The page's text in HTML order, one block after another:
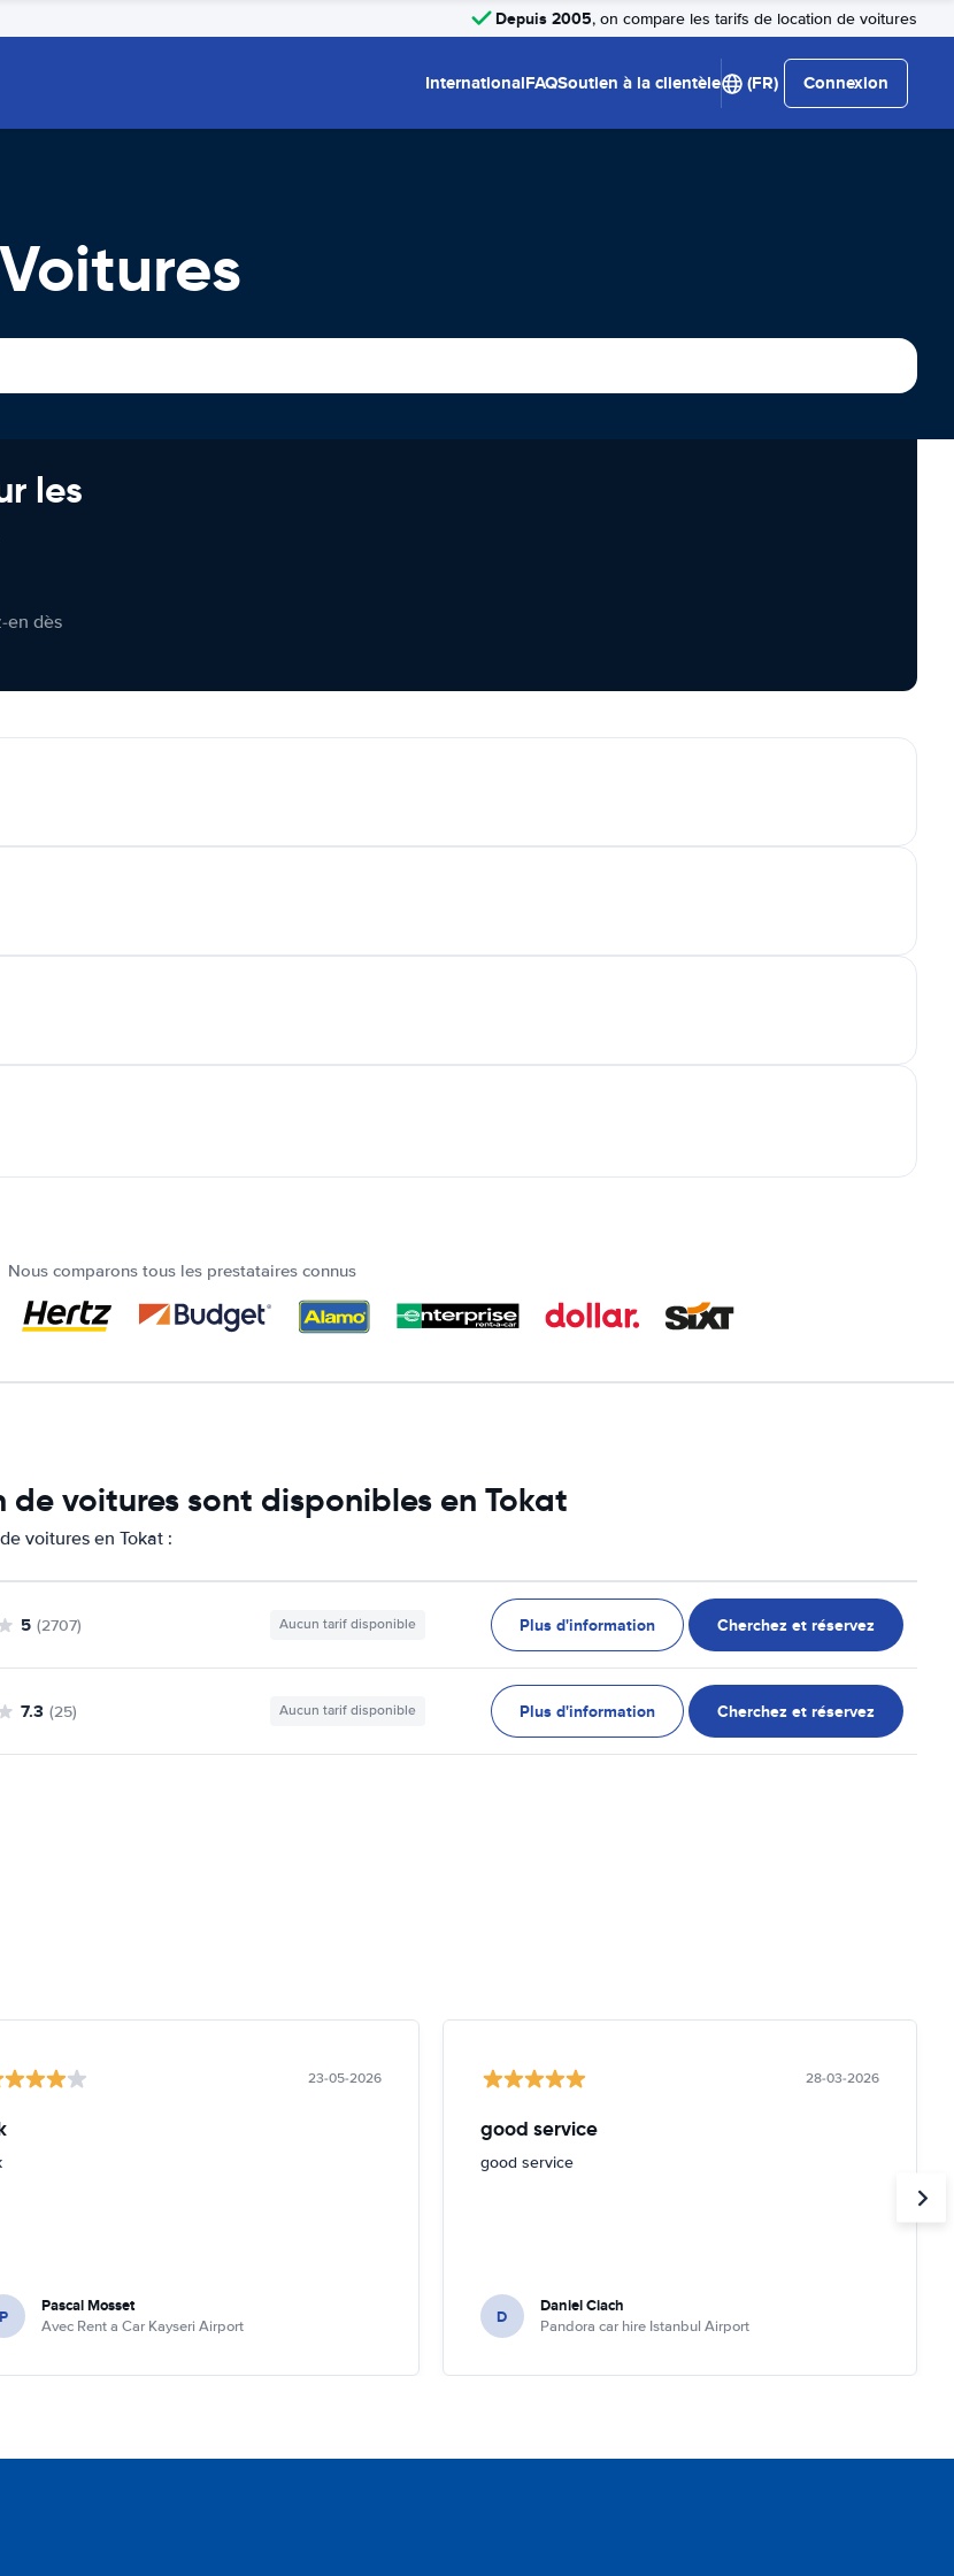
Depuis 2005, on compare les tarifs de location de voitures
InternationalFAQSoutien à la clientèle (FR) Connexion
les
en dès
Nous comparons tous les prestataires connus
voitures sont disponibles en Tokat
voitures en Tokat :
5 (2707) Aucun tarif disponible Plus d'information Cherchez et réservez
7.3 (25) Aucun tarif disponible Plus d'information Cherchez et réservez
23-05-2026
P Pascal Mosset
Avec Rent a Car Kayseri Airport
28-03-2026
good service
good service
D Daniel Ciach
Pandora car hire Istanbul Airport